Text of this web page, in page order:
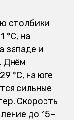
столбики
°C, на
западе и
Днём
°C, на юге
сильные
Скорость
до 15–